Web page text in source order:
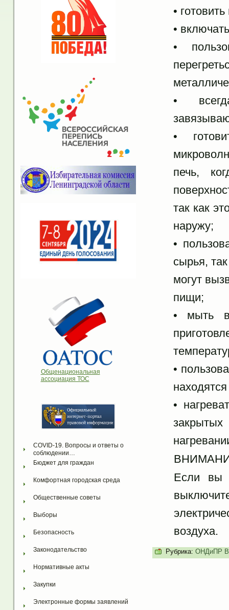
Общенациональная
ассоциация ТОС
COVID-19. Вопросы и ответы о
соблюдении…
Бюджет для граждан
Комфортная городская среда
Общественные советы
Выборы
Безопасность
Законодательство
Нормативные акты
Закупки
Электронные формы заявлений
•
•
•
•
•
печь,
так как
наружу;
•
сырья,
могут
пищи;
• мыть
•
•
Если вы
воздуха.
Рубрика: ОНДиПР